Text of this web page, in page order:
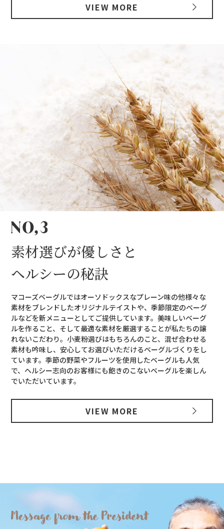
VIEW MORE
素材選びが優しさと
ヘルシーの秘訣
マコーズベーグルではオーソドックスなプレーン味の他様々な
素材をブレンドしたオリジナルテイストや、季節限定のベーグ
ルなどを新メニューとしてご提供しています。美味しいベーグ
ルを作ること、そして最適な素材を厳選することが私たちの譲
れないこだわり。小麦粉選びはもちろんのこと、混ぜ合わせる
素材も吟味し、安心してお選びいただけるベーグルづくりをし
ています。季節の野菜やフルーツを使用したベーグルも人気
で、ヘルシー志向のお客様にも飽きのこないベーグルを楽しん
でいただいています。
VIEW MORE